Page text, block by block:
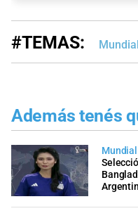
#TEMAS:
Además tenés